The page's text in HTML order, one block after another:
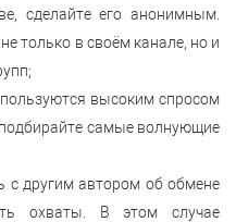
сделайте его анонимным.
только в своём канале, но и
высоким спросом
самые волнующие
с другим автором об обмене
охваты. В этом случае